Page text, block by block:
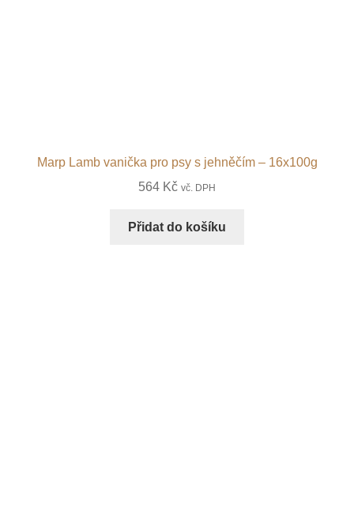
Marp Lamb vanička pro psy s jehněčím – 16x100g
564 Kč vč. DPH
Přidat do košíku